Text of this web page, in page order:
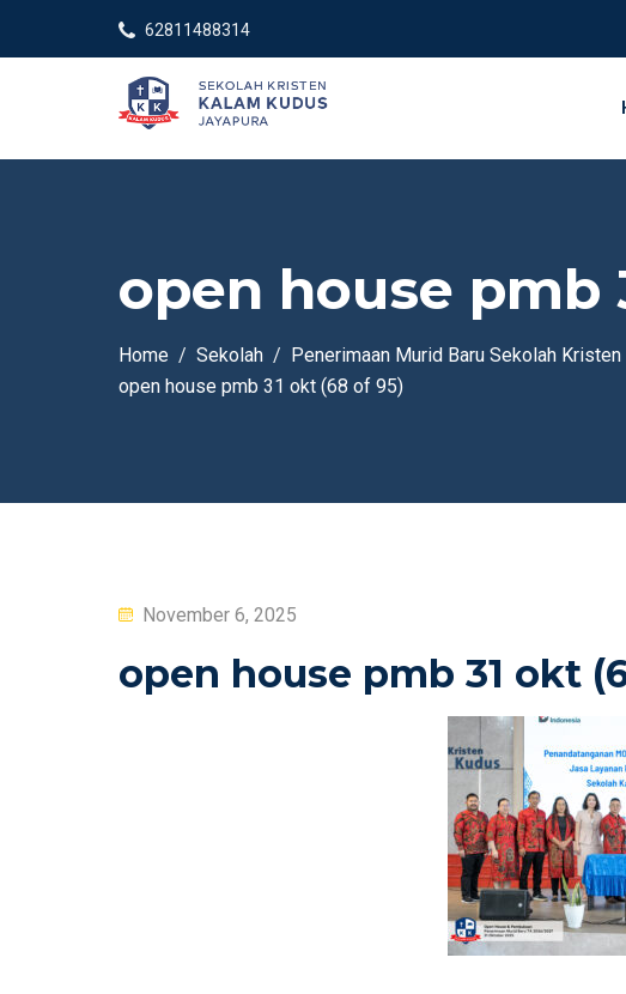
62811488314
open house pmb
Home Sekolah
Penerimaan Murid Baru Sekolah
open house pmb 31 okt (68 of 95)
Posted
November 6, 2025
open house pmb 31 okt